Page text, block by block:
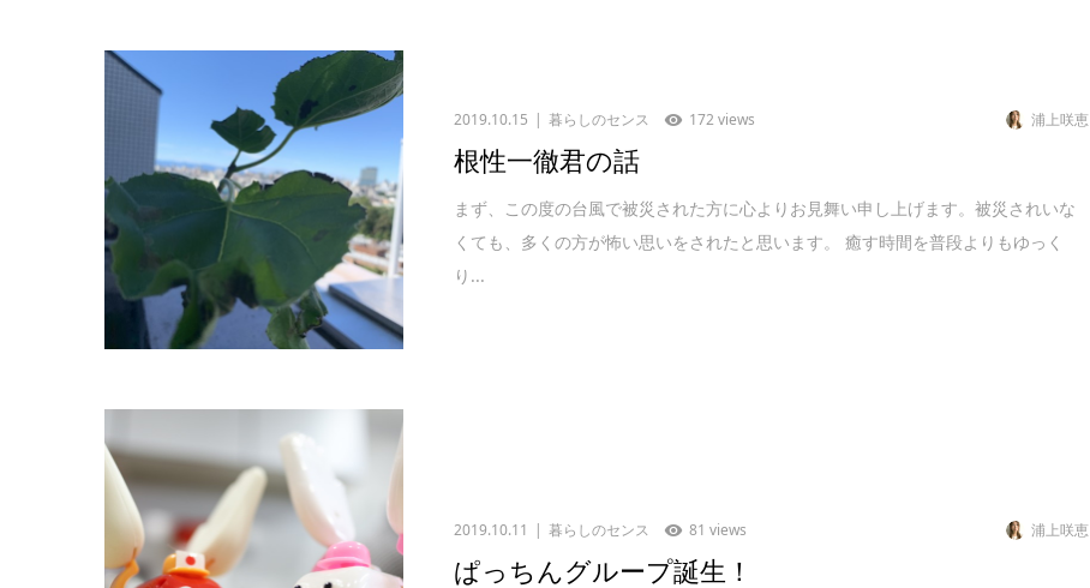
2019.10.15 暮らしのセンス 172 views 浦上咲恵
根性一徹君の話
まず、この度の台風で被災された方に心よりお見舞い申し上げます。被災されいな
くても、多くの方が怖い思いをされたと思います。 癒す時間を普段よりもゆっく
り...
2019.10.11 暮らしのセンス 81 views 浦上咲恵
ぱっちんグループ誕生！